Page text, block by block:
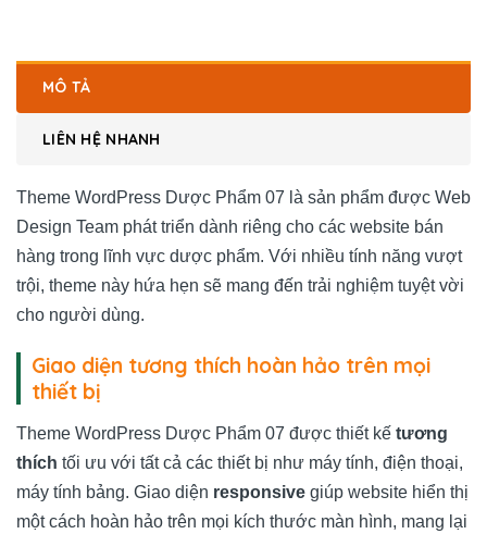
MÔ TẢ
LIÊN HỆ NHANH
Theme WordPress Dược Phẩm 07 là sản phẩm được Web
Design Team phát triển dành riêng cho các website bán
hàng trong lĩnh vực dược phẩm. Với nhiều tính năng vượt
trội, theme này hứa hẹn sẽ mang đến trải nghiệm tuyệt vời
cho người dùng.
Giao diện tương thích hoàn hảo trên mọi
thiết bị
Theme WordPress Dược Phẩm 07 được thiết kế tương
thích tối ưu với tất cả các thiết bị như máy tính, điện thoại,
máy tính bảng. Giao diện responsive giúp website hiển thị
một cách hoàn hảo trên mọi kích thước màn hình, mang lại